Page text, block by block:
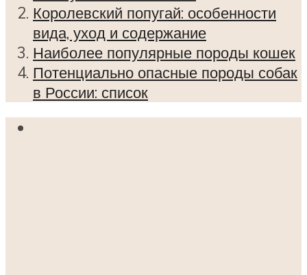
Королевский попугай: особенности
вида, уход и содержание
Наиболее популярные породы кошек
Потенциально опасные породы собак
в России: список